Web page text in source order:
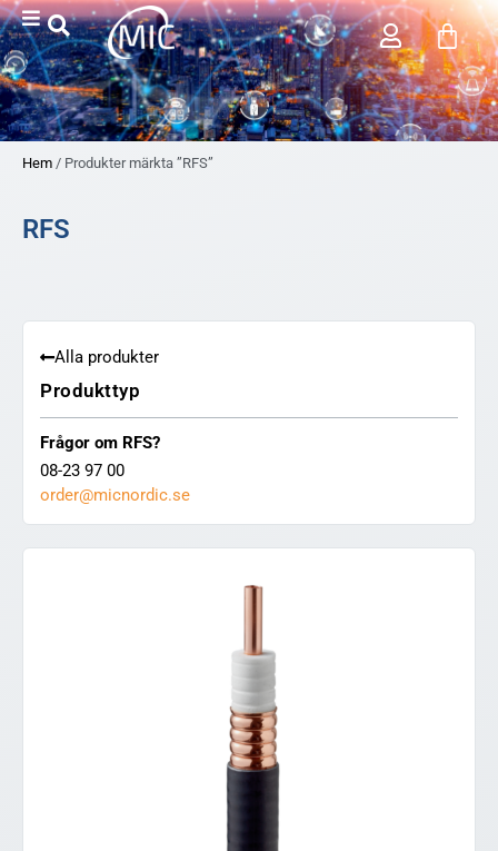
Hem / Produkter märkta ”RFS”
RFS
Alla produkter
Produkttyp
Frågor om RFS?
08-23 97 00
order@micnordic.se